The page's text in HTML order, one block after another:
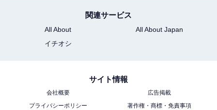
質問「質問がありません。どうしたらいいですか？」に対する回答
関連サービス
All About
All About Japan
イチオシ
サイト情報
会社概要
広告掲載
プライバシーポリシー
著作権・商標・免責事項